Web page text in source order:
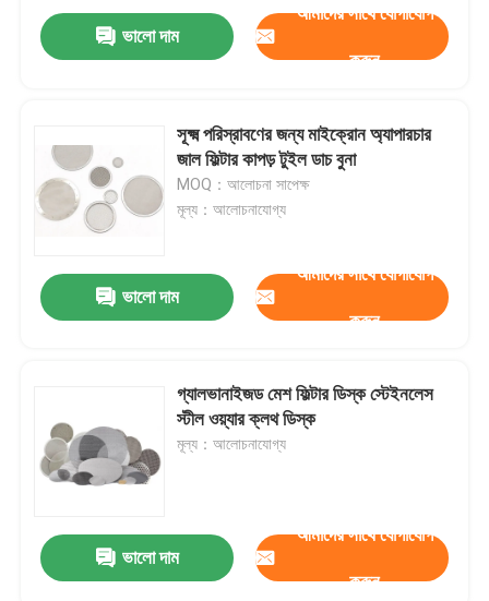
ভালো দাম
আমাদের সাথে যোগাযোগ
করুন
সূক্ষ্ম পরিস্রাবণের জন্য মাইক্রোন অ্যাপারচার
জাল ফিল্টার কাপড় টুইল ডাচ বুনা
MOQ：আলোচনা সাপেক্ষ
মূল্য：আলোচনাযোগ্য
ভালো দাম
আমাদের সাথে যোগাযোগ
করুন
গ্যালভানাইজড মেশ ফিল্টার ডিস্ক স্টেইনলেস
স্টীল ওয়্যার ক্লথ ডিস্ক
মূল্য：আলোচনাযোগ্য
ভালো দাম
আমাদের সাথে যোগাযোগ
করুন